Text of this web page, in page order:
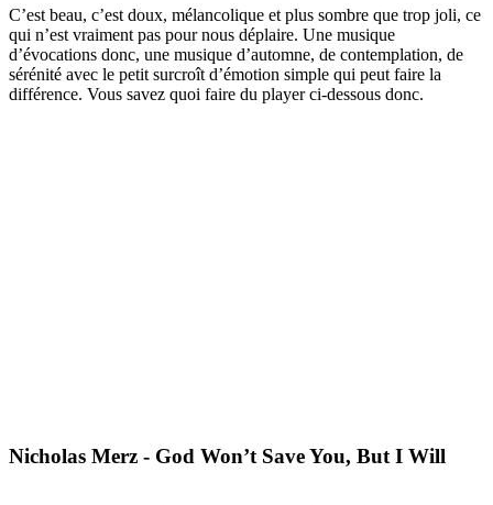
C’est beau, c’est doux, mélancolique et plus sombre que trop joli, ce
qui n’est vraiment pas pour nous déplaire. Une musique
d’évocations donc, une musique d’automne, de contemplation, de
sérénité avec le petit surcroît d’émotion simple qui peut faire la
différence. Vous savez quoi faire du player ci-dessous donc.
Nicholas Merz - God Won’t Save You, But I Will